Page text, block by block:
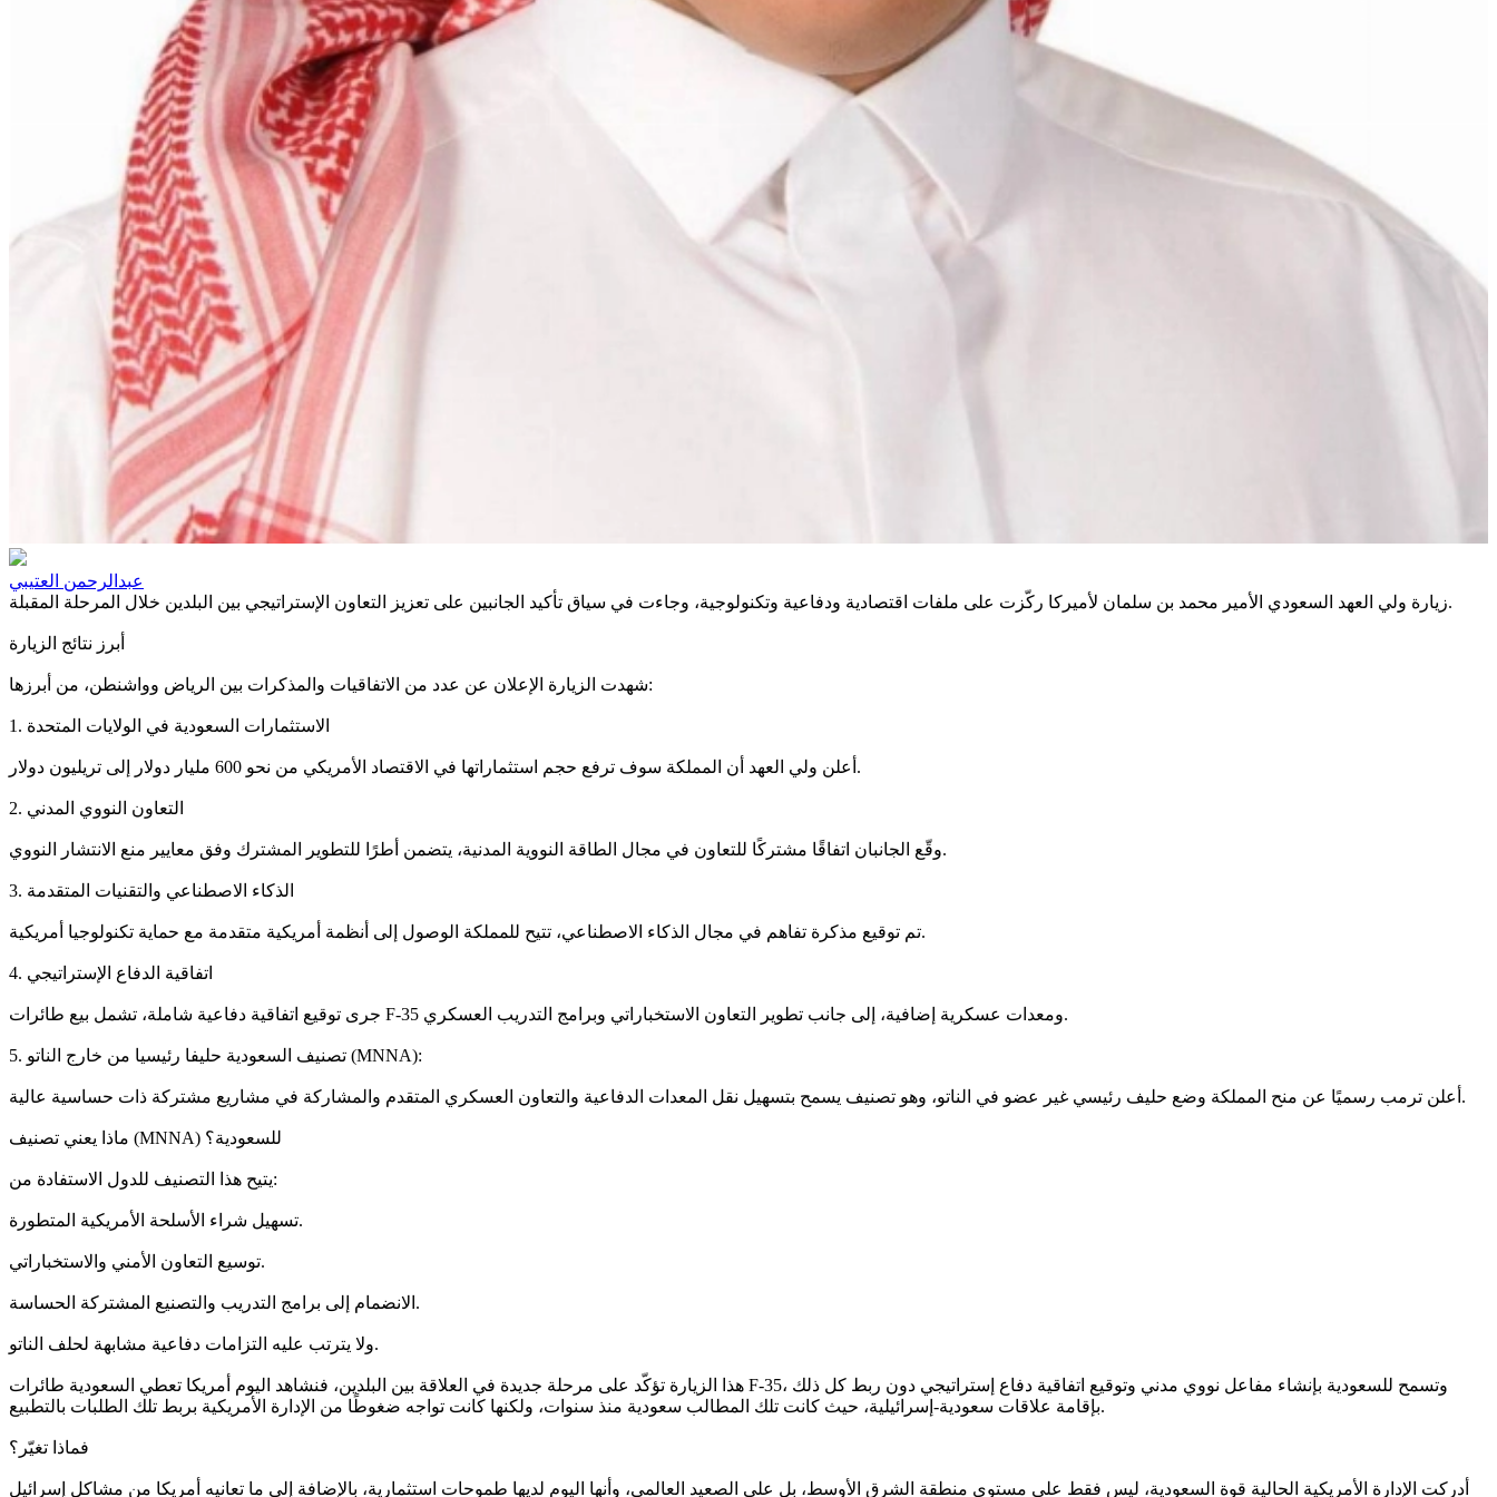
عبدالرحمن العتيبي
زيارة ولي العهد السعودي الأمير محمد بن سلمان لأميركا ركّزت على ملفات اقتصادية ودفاعية وتكنولوجية، وجاءت في سياق تأكيد الجانبين على تعزيز التعاون الإستراتيجي بين البلدين خلال المرحلة المقبلة.
أبرز نتائج الزيارة
شهدت الزيارة الإعلان عن عدد من الاتفاقيات والمذكرات بين الرياض وواشنطن، من أبرزها:
1. الاستثمارات السعودية في الولايات المتحدة
أعلن ولي العهد أن المملكة سوف ترفع حجم استثماراتها في الاقتصاد الأمريكي من نحو 600 مليار دولار إلى تريليون دولار.
2. التعاون النووي المدني
وقّع الجانبان اتفاقًا مشتركًا للتعاون في مجال الطاقة النووية المدنية، يتضمن أطرًا للتطوير المشترك وفق معايير منع الانتشار النووي.
3. الذكاء الاصطناعي والتقنيات المتقدمة
تم توقيع مذكرة تفاهم في مجال الذكاء الاصطناعي، تتيح للمملكة الوصول إلى أنظمة أمريكية متقدمة مع حماية تكنولوجيا أمريكية.
4. اتفاقية الدفاع الإستراتيجي
جرى توقيع اتفاقية دفاعية شاملة، تشمل بيع طائرات F-35 ومعدات عسكرية إضافية، إلى جانب تطوير التعاون الاستخباراتي وبرامج التدريب العسكري.
5. تصنيف السعودية حليفا رئيسيا من خارج الناتو (MNNA):
أعلن ترمب رسميًا عن منح المملكة وضع حليف رئيسي غير عضو في الناتو، وهو تصنيف يسمح بتسهيل نقل المعدات الدفاعية والتعاون العسكري المتقدم والمشاركة في مشاريع مشتركة ذات حساسية عالية.
ماذا يعني تصنيف (MNNA) للسعودية؟
يتيح هذا التصنيف للدول الاستفادة من:
تسهيل شراء الأسلحة الأمريكية المتطورة.
توسيع التعاون الأمني والاستخباراتي.
الانضمام إلى برامج التدريب والتصنيع المشتركة الحساسة.
ولا يترتب عليه التزامات دفاعية مشابهة لحلف الناتو.
هذا الزيارة تؤكّد على مرحلة جديدة في العلاقة بين البلدين، فنشاهد اليوم أمريكا تعطي السعودية طائرات F-35، وتسمح للسعودية بإنشاء مفاعل نووي مدني وتوقيع اتفاقية دفاع إستراتيجي دون ربط كل ذلك
بإقامة علاقات سعودية-إسرائيلية، حيث كانت تلك المطالب سعودية منذ سنوات، ولكنها كانت تواجه ضغوطًا من الإدارة الأمريكية بربط تلك الطلبات بالتطبيع.
فماذا تغيّر؟
أدركت الإدارة الأمريكية الحالية قوة السعودية، ليس فقط على مستوى منطقة الشرق الأوسط، بل على الصعيد العالمي، وأنها اليوم لديها طموحات استثمارية، بالإضافة إلى ما تعانيه أمريكا من مشاكل إسرائيل